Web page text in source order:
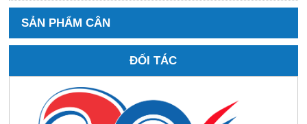
SẢN PHẨM CÂN
ĐỐI TÁC